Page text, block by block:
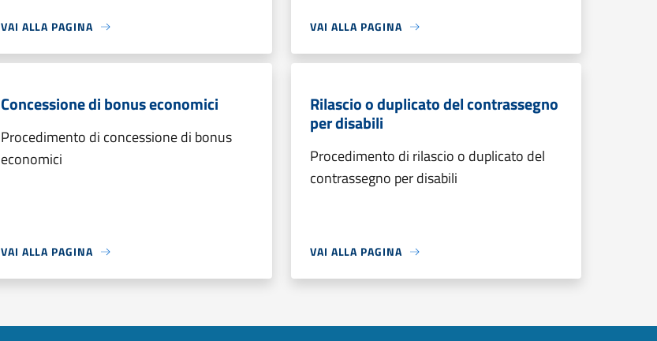
VAI ALLA PAGINA VAI ALLA PAGINA
Concessione di bonus economici
Procedimento di concessione di bonus
economici
VAI ALLA PAGINA
Rilascio o duplicato del contrassegno
per disabili
Procedimento di rilascio o duplicato del
contrassegno per disabili
VAI ALLA PAGINA